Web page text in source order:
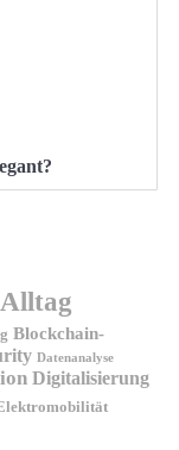
Blockchain-
Datenanalyse
Digitalisierung